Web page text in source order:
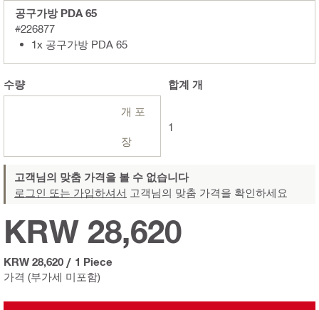
공구가방 PDA 65
#226877
1x 공구가방 PDA 65
수량
개 포
장
합계 개
1
고객님의 맞춤 가격을 볼 수 없습니다
로그인 또는 가입하셔서 고객님의 맞춤 가격을 확인하세요
가격 (부가세 미포함)
KRW 28,620
KRW 28,620 / 1 Piece